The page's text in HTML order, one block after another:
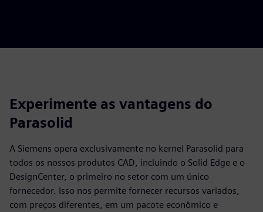
Experimente as vantagens do
Parasolid
A Siemens opera exclusivamente no kernel Parasolid para
todos os nossos produtos CAD, incluindo o Solid Edge e o
DesignCenter, o primeiro no setor com um único
fornecedor. Isso nos permite fornecer recursos variados,
com preços diferentes, em um pacote econômico e